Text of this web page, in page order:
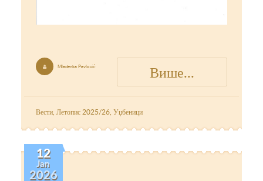
Више...
 Mladenka Pavlović
Вести, Летопис 2025/26, Уџбеници
12
Jan
2026